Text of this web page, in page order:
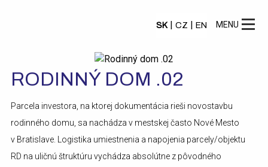
MENU
SK| CZ | EN
RODINNÝ DOM .02
Parcela investora, na ktorej dokumentácia rieši novostavbu
rodinného domu, sa nachádza v mestskej často Nové Mesto
v Bratislave. Logistika umiestnenia a napojenia parcely/objektu
RD na uličnú štruktúru vychádza absolútne z pôvodného